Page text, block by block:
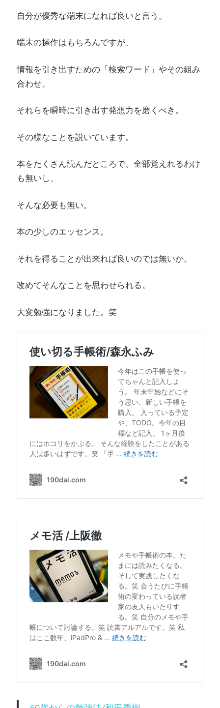
自分が優秀な端末になれば良いと言う。
端末の操作はもちろんですが、
情報を引き出すための「検索ワード」やその組み
合わせ。
それらを瞬時に引き出す発想力を磨くべき。
その様なことを説いています。
本をたくさん読んだところで、全部覚えれるわけ
も無いし、
そんな必要も無い。
本の少しのエッセンス。
それを得ることが出来れば良いのでは無いか。
改めてそんなことを思わせられる。
大変勉強になりました。笑